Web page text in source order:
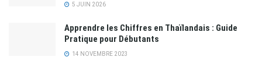
5 JUIN 2026
Apprendre les Chiffres en Thaïlandais : Guide
Pratique pour Débutants
14 NOVEMBRE 2023